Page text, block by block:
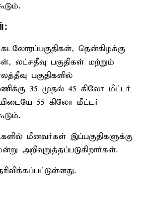
தென்கிழக்கு
லட்சதீவு பகுதிகள் மற்றும்
பகுதிகளில்
35 முதல் 45 கிலோ மீட்டர்
55 கிலோ மீட்டர்
மீனவர்கள் இப்பகுதிகளுக்கு
அறிவுறுத்தப்படுகிறார்கள்.